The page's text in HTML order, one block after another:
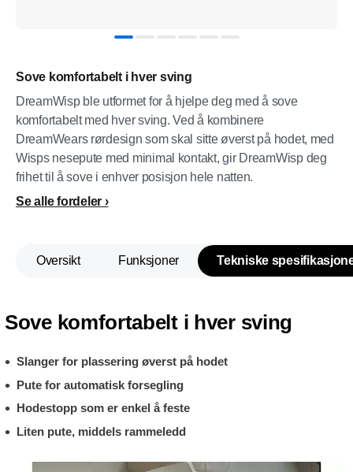
Sove komfortabelt i hver sving
DreamWisp ble utformet for å hjelpe deg med å sove
komfortabelt med hver sving. Ved å kombinere
DreamWears rørdesign som skal sitte øverst på hodet, med
Wisps nesepute med minimal kontakt, gir DreamWisp deg
frihet til å sove i enhver posisjon hele natten.
Se alle fordeler
Oversikt Funksjoner Tekniske
Sove komfortabelt i hver sving
Slanger for plassering øverst på hodet
Pute for automatisk forsegling
Hodestopp som er enkel å feste
Liten pute, middels rammeledd